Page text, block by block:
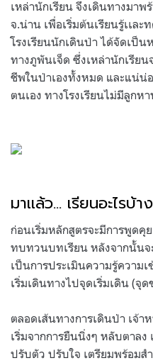
เหล่านักเรียน จึงเดินทางมา
จ.น่าน เพื่อเริ่มต้นเรียนรู้เเล
โรงเรียนนักเดินป่า ได้จัดเป็
ทางภูพันเจ็ด ซึ่งเหล่านักเรียน
ชีพในป่าเองทั้งหมด และแน่น่
ตนเอง ทางโรงเรียนไม่มีลูกห
มาเเล้ว… เรียนอะไรบ้าง
ก่อนเริ่มหลักสูตรจะมีการพูดคุ
ทบทวนบทเรียน หลังจากนั้น
เป็นการประเมินความรู้ความ
เริ่มเดินทางไปจุดเริ่มเดิน (จุ
ตลอดเส้นทางการเดินป่า เจ้า
เริ่มจากการยืนนิ่งๆ หลับตาลง
ปรับตัว ปรับใจ เตรียมพร้อมส